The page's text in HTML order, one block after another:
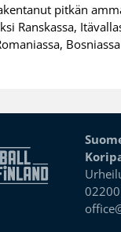
pitkän
Ranskassa,